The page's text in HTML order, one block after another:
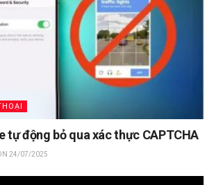
tự động bỏ qua xác thực CAPTCHA
24/07/2025